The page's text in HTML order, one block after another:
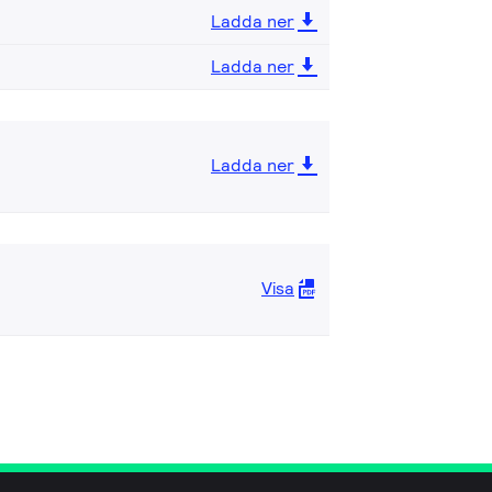
Ladda ner
Ladda ner
Ladda ner
Visa